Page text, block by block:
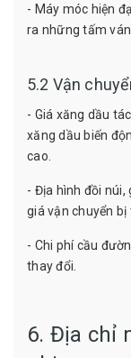
- Máy móc hiện
ra những tấm
5.2 Vận
- Giá xăng dầu
xăng dầu biến
cao.
- Địa hình đồi núi,
giá vận chuyển bị
- Chi phí cầu
thay đổi.
6. Địa chỉ